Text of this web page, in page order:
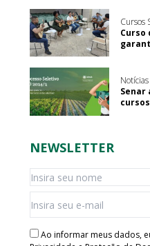
Cursos
Curso
Senar
NEWSLETTER
Ao informar meus dados,